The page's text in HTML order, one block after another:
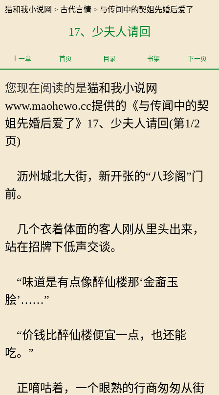
猫和我小说网 > 古代言情 > 与传闻中的契姐先婚后爱了
17、少夫人请回
上一章 首页 目录 书架 下一页
您现在阅读的是猫和我小说网
www.maohewo.cc提供的《与传闻中的契
姐先婚后爱了》17、少夫人请回(第1/2
页)
沥州城北大街，新开张的“八珍阁”门
前。
几个衣着体面的客人刚从里头出来，
站在招牌下低声交谈。
“味道是有点像醉仙楼那‘金齑玉
脍’……”
“价钱比醉仙楼便宜一点，也还能
吃。”
正嘀咕着，一个眼熟的行商匆匆从街